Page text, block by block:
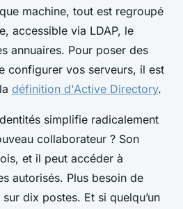
machine, tout est regroupé
accessible via LDAP, le
annuaires. Pour poser des
configurer vos serveurs, il est
définition d'Active Directory.
simplifie radicalement
collaborateur ? Son
et il peut accéder à
autorisés. Plus besoin de
dix postes. Et si quelqu’un